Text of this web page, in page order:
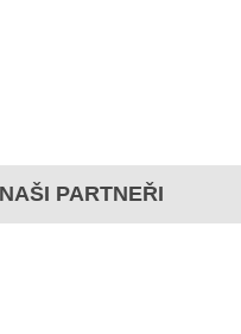
NAŠI PARTNEŘI